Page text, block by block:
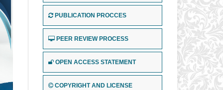
PUBLICATION PROCCES
PEER REVIEW PROCESS
OPEN ACCESS STATEMENT
COPYRIGHT AND LICENSE